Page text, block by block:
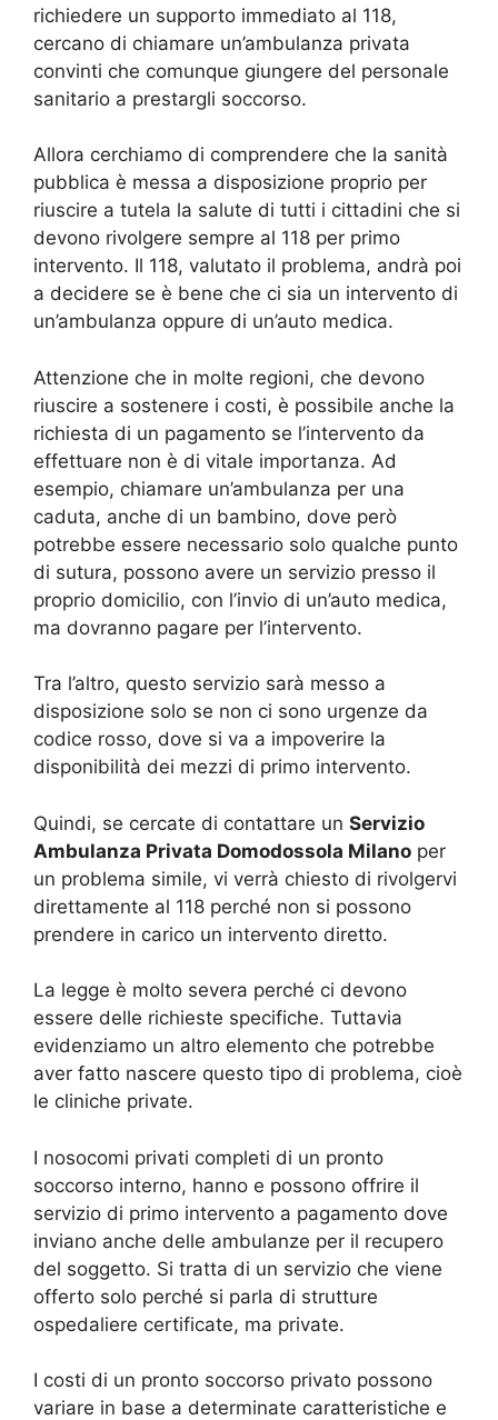
richiedere un supporto immediato al 118,
cercano di chiamare un’ambulanza privata
convinti che comunque giungere del personale
sanitario a prestargli soccorso.
Allora cerchiamo di comprendere che la sanità
pubblica è messa a disposizione proprio per
riuscire a tutela la salute di tutti i cittadini che si
devono rivolgere sempre al 118 per primo
intervento. Il 118, valutato il problema, andrà poi
a decidere se è bene che ci sia un intervento di
un’ambulanza oppure di un’auto medica.
Attenzione che in molte regioni, che devono
riuscire a sostenere i costi, è possibile anche la
richiesta di un pagamento se l’intervento da
effettuare non è di vitale importanza. Ad
esempio, chiamare un’ambulanza per una
caduta, anche di un bambino, dove però
potrebbe essere necessario solo qualche punto
di sutura, possono avere un servizio presso il
proprio domicilio, con l’invio di un’auto medica,
ma dovranno pagare per l’intervento.
Tra l’altro, questo servizio sarà messo a
disposizione solo se non ci sono urgenze da
codice rosso, dove si va a impoverire la
disponibilità dei mezzi di primo intervento.
Quindi, se cercate di contattare un Servizio
Ambulanza Privata Domodossola Milano per
un problema simile, vi verrà chiesto di rivolgervi
direttamente al 118 perché non si possono
prendere in carico un intervento diretto.
La legge è molto severa perché ci devono
essere delle richieste specifiche. Tuttavia
evidenziamo un altro elemento che potrebbe
aver fatto nascere questo tipo di problema, cioè
le cliniche private.
I nosocomi privati completi di un pronto
soccorso interno, hanno e possono offrire il
servizio di primo intervento a pagamento dove
inviano anche delle ambulanze per il recupero
del soggetto. Si tratta di un servizio che viene
offerto solo perché si parla di strutture
ospedaliere certificate, ma private.
I costi di un pronto soccorso privato possono
variare in base a determinate caratteristiche e